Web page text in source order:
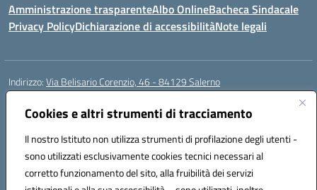
Cookies e altri strumenti di tracciamento
Il nostro Istituto non utilizza strumenti di profilazione degli utenti -
sono utilizzati esclusivamente cookies tecnici necessari al
corretto funzionamento del sito, alla fruibilità dei servizi
Amministrazione trasparenteAlbo OnlineBacheca Sindacale
Privacy PolicyDichiarazione di accessibilitàNote legali
Indirizzo:Via Belisario Corenzio, 46 - 84129 Salerno
Centralino:
Posta elettronica certificata (PEC):saic8cf006@pec.istruzione.it
Codice fiscale: 95182810655
Codice meccanografico:SAIC8CF006
Codice Indice delle Pubbliche Amministrazioni (IPA): icdmssa
Codice unico di fatturazione (CUF): E3N1D9